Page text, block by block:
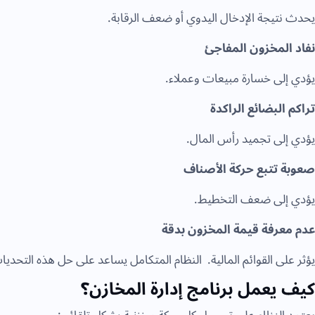
يحدث نتيجة الإدخال اليدوي أو ضعف الرقابة.
نفاد المخزون المفاجئ
يؤدي إلى خسارة مبيعات وعملاء.
تراكم البضائع الراكدة
يؤدي إلى تجميد رأس المال.
صعوبة تتبع حركة الأصناف
يؤدي إلى ضعف التخطيط.
عدم معرفة قيمة المخزون بدقة
يؤثر على القوائم المالية. النظام المتكامل يساعد على حل هذه
كيف يعمل برنامج إدارة المخازن؟